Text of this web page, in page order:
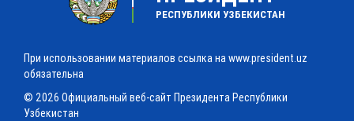
РЕСПУБЛИКИ УЗБЕКИСТАН
При использовании материалов ссылка на www.president.uz
обязательна
© 2026 Официальный веб-сайт Президента Республики
Узбекистан